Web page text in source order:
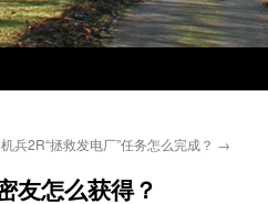
兵2R“拯救发电厂”任务怎么完成？ →
友怎么获得？